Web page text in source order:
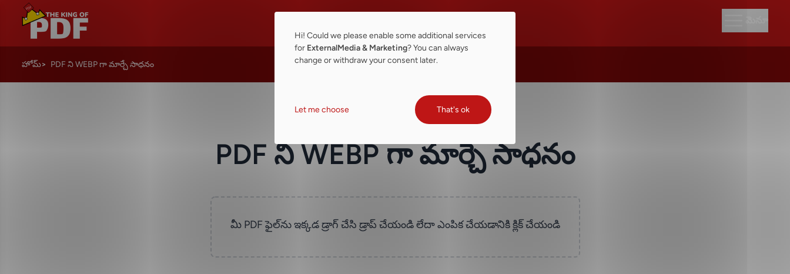
హోమ్ PDF ని WEBP గా మార్చే సాధనం
PDF ని WEBP గా మార్చే సాధనం
మీ PDF ఫైల్‌ను ఇక్కడ డ్రాగ్ చేసి డ్రాప్ చేయండి లేదా ఎంపిక చేయడానికి క్లిక్ చేయండి
Hi! Could we please enable some additional services
for ExternalMedia & Marketing? You can always
change or withdraw your consent later.
Let me choose That's ok